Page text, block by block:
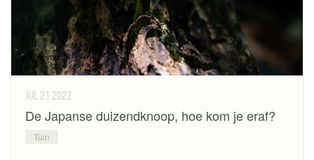
jul 21 2022
De Japanse duizendknoop, hoe kom je eraf?
Tuin